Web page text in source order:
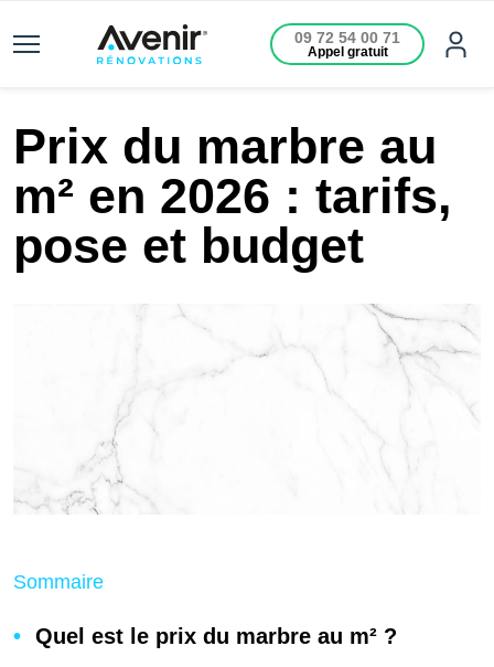
09 72 54 00 71
Appel gratuit
Prix du marbre au
m² en 2026 : tarifs,
pose et budget
Sommaire
Quel est le prix du marbre au m² ?